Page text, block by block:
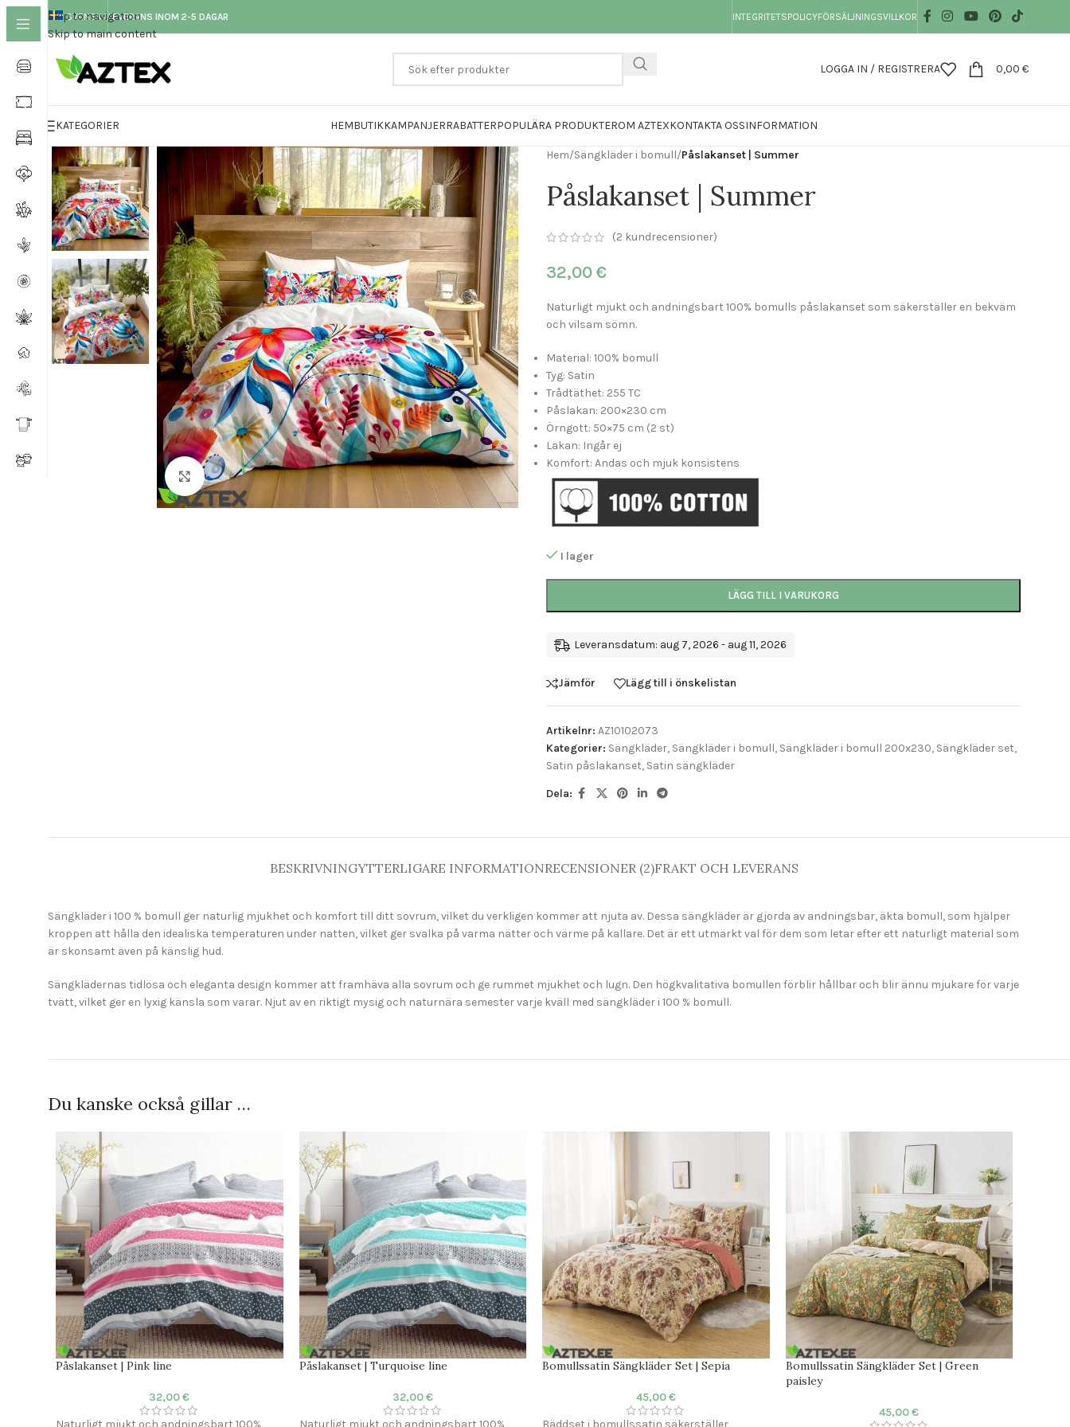
Skip to navigation
Skip to main content
SVENSKALEVERANS INOM 2-5 DAGAR INTEGRITETSPOLICYFÖRSÄLJNINGSVILLKOR
LOGGA IN / REGISTRERA 0,00 €
KATEGORIER HEMBUTIKKAMPANJERRABATTERPOPULÄRA PRODUKTEROM AZTEXKONTAKTA OSSINFORMATION
Klicka för att förstora
Hem/Sängkläder i bomull/Påslakanset | Summer
Påslakanset | Summer
(2 kundrecensioner)
32,00 €
Naturligt mjukt och andningsbart 100% bomulls påslakanset som säkerställer en bekväm
och vilsam sömn.
Material: 100% bomull
Tyg: Satin
Trådtäthet: 255 TC
Påslakan: 200×230 cm
Örngott: 50×75 cm (2 st)
Lakan: Ingår ej
Komfort: Andas och mjuk konsistens
I lager
LÄGG TILL I VARUKORG
Leveransdatum: aug 7, 2026 - aug 11, 2026
Jämför Lägg till i önskelistan
Artikelnr: AZ10102073
Kategorier: Sängkläder, Sängkläder i bomull, Sängkläder i bomull 200x230, Sängkläder set,
Satin påslakanset, Satin sängkläder
Dela:
BESKRIVNINGYTTERLIGARE INFORMATIONRECENSIONER (2)FRAKT OCH LEVERANS
Sängkläder i 100 % bomull ger naturlig mjukhet och komfort till ditt sovrum, vilket du verkligen kommer att njuta av. Dessa sängkläder är gjorda av andningsbar, äkta bomull, som hjälper
kroppen att hålla den idealiska temperaturen under natten, vilket ger svalka på varma nätter och värme på kallare. Det är ett utmärkt val för dem som letar efter ett naturligt material som
är skonsamt även på känslig hud.
Sängklädernas tidlösa och eleganta design kommer att framhäva alla sovrum och ge rummet mjukhet och lugn. Den högkvalitativa bomullen förblir hållbar och blir ännu mjukare för varje
tvätt, vilket ger en lyxig känsla som varar. Njut av en riktigt mysig och naturnära semester varje kväll med sängkläder i 100 % bomull.
Du kanske också gillar …
Påslakanset | Pink line
32,00€
Påslakanset | Turquoise line
32,00€
Bomullssatin Sängkläder Set | Sepia
45,00€
Bomullssatin Sängkläder Set | Green
paisley
45,00€